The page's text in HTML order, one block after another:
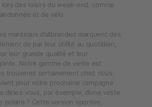
des loisirs du week-end, comme
et de vélo.
manteaux d’allbranded marquent des
de par leur utilité au quotidien,
leur grande qualité et leur
Notre gamme de veste est
trouverez certainement chez nous
pour votre prochaine campagne
diriez-vous, par exemple, d’une veste
polaire ? Cette version sportive,